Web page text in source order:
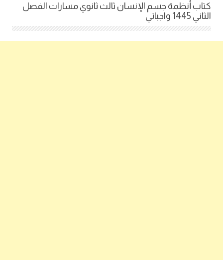
كتاب أنظمة جسم الإنسان ثالث ثانوي مسارات الفصل
الثاني 1445 واجباتي